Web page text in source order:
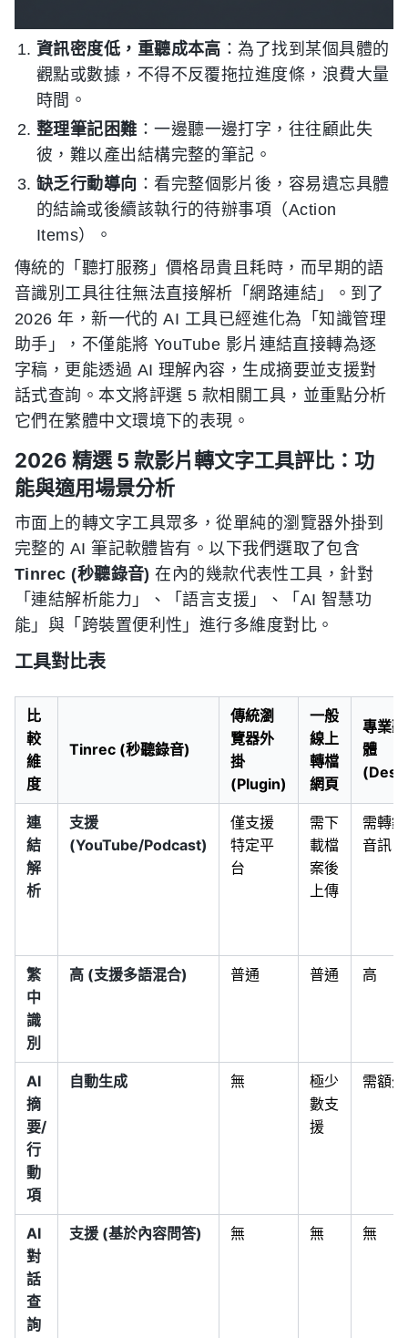
資訊密度低，重聽成本高 ：為了找到某個具體的
觀點或數據，不得不反覆拖拉進度條，浪費大量
時間。
整理筆記困難 ：一邊聽一邊打字，往往顧此失
彼，難以產出結構完整的筆記。
缺乏行動導向 ：看完整個影片後，容易遺忘具體
的結論或後續該執行的待辦事項（Action
Items）。
傳統的「聽打服務」價格昂貴且耗時，而早期的語
音識別工具往往無法直接解析「網路連結」。到了
2026 年，新一代的 AI 工具已經進化為「知識管理
助手」，不僅能將 YouTube 影片連結直接轉為逐
字稿，更能透過 AI 理解內容，生成摘要並支援對
話式查詢。本文將評選 5 款相關工具，並重點分析
它們在繁體中文環境下的表現。
2026 精選 5 款影片轉文字工具評比：功
能與適用場景分析
市面上的轉文字工具眾多，從單純的瀏覽器外掛到
完整的 AI 筆記軟體皆有。以下我們選取了包含
Tinrec (秒聽錄音) 在內的幾款代表性工具，針對
「連結解析能力」、「語言支援」、「AI 智慧功
能」與「跨裝置便利性」進行多維度對比。
工具對比表
比
較
維
度
Tinrec (秒聽錄音)
傳統瀏
覽器外
掛
(Plugin)
一般
線上
轉檔
網頁
專業
體
連
結
解
析
支援
(YouTube/Podcast)
僅支援
特定平
台
需下
載檔
案後
上傳
需轉
音訊
繁
中
識
別
高 (支援多語混合) 普通 普通 高
AI
摘
要/
行
動
項
自動生成 無
極少
數支
援
需額
AI
對
話
查
詢
支援 (基於內容問答) 無 無 無